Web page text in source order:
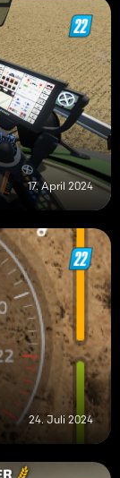
17. April 2024
24. Juli 2024